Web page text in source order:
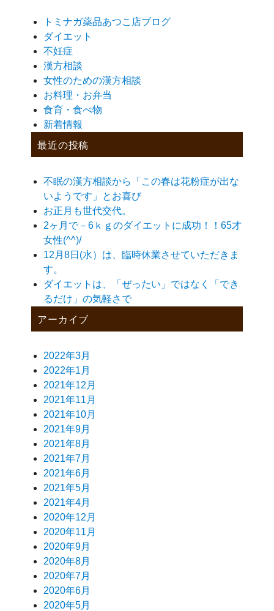
トミナガ薬品あつこ店ブログ
ダイエット
不妊症
漢方相談
女性のための漢方相談
お料理・お弁当
食育・食べ物
新着情報
最近の投稿
不眠の漢方相談から「この春は花粉症が出な
いようです」とお喜び
お正月も世代交代。
2ヶ月で－6ｋｇのダイエットに成功！！65才
女性(^^)/
12月8日(水）は、臨時休業させていただきま
す。
ダイエットは、「ぜったい」ではなく「でき
るだけ」の気軽さで
アーカイブ
2022年3月
2022年1月
2021年12月
2021年11月
2021年10月
2021年9月
2021年8月
2021年7月
2021年6月
2021年5月
2021年4月
2020年12月
2020年11月
2020年9月
2020年8月
2020年7月
2020年6月
2020年5月